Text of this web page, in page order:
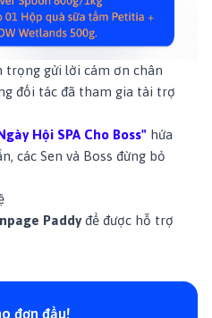
trọng gửi lời cám ơn chân
đối tác đã tham gia tài trợ
Hội SPA Cho Boss" hứa
các Sen và Boss đừng bỏ
Paddy để được hỗ trợ
đơn đầu!